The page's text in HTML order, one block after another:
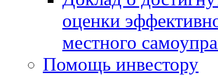
оценки
местного
Помощь инвестору